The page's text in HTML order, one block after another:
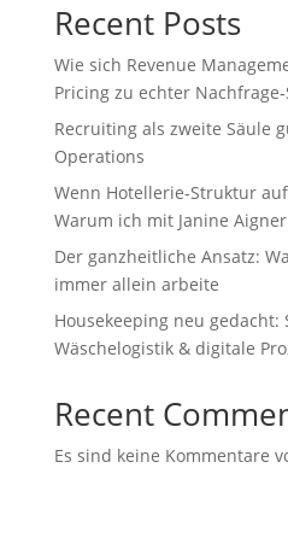
Recent Posts
Wie sich Revenue
Pricing zu echter
Recruiting als zweite Säule
Operations
Wenn Hotellerie‑Struktur
Warum ich mit Janine
Der ganzheitliche Ansatz:
immer allein arbeite
Housekeeping neu gedacht:
Wäschelogistik & digitale
Recent
Es sind keine Kommentare